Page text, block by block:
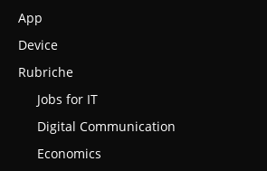
App
Device
Rubriche
Jobs for IT
Digital Communication
Economics